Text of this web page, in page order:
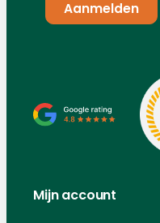
Mijn account